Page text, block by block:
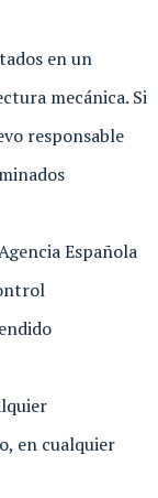
en un
mecánica. Si
responsable
Española
en cualquier